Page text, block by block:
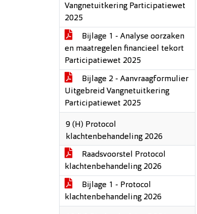
Vangnetuitkering Participatiewet
2025
Bijlage 1 - Analyse oorzaken
en maatregelen financieel tekort
Participatiewet 2025
Bijlage 2 - Aanvraagformulier
Uitgebreid Vangnetuitkering
Participatiewet 2025
9 (H) Protocol
klachtenbehandeling 2026
Raadsvoorstel Protocol
klachtenbehandeling 2026
Bijlage 1 - Protocol
klachtenbehandeling 2026